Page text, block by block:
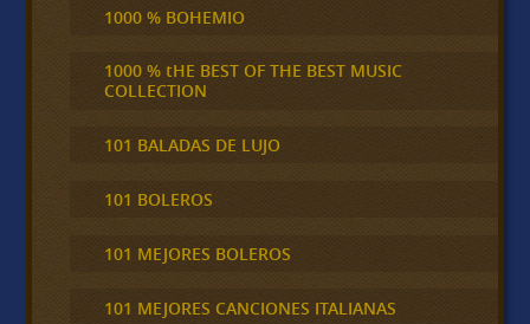
1000 % BOHEMIO
1000 % tHE BEST OF THE BEST MUSIC
COLLECTION
101 BALADAS DE LUJO
101 BOLEROS
101 MEJORES BOLEROS
101 MEJORES CANCIONES ITALIANAS